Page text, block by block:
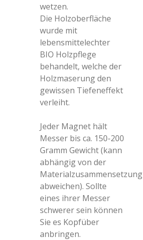
wetzen.
Die Holzoberfläche
wurde mit
lebensmittelechter
BIO Holzpflege
behandelt, welche der
Holzmaserung den
gewissen Tiefeneffekt
verleiht.
Jeder Magnet hält
Messer bis ca. 150-200
Gramm Gewicht (kann
abhängig von der
Materialzusammensetzung
abweichen). Sollte
eines ihrer Messer
schwerer sein können
Sie es Kopfüber
anbringen.